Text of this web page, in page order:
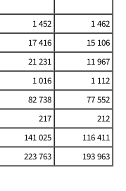
1 452
1 462
17 416
15 106
21 231
11 967
1 016
1 112
82 738
77 552
217
212
141 025
116 411
223 763 193 963